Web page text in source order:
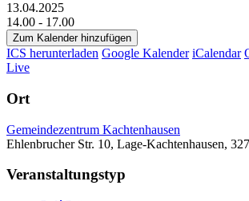
13.04.2025
14.00 - 17.00
Zum Kalender hinzufügen
ICS herunterladen Google Kalender iCalendar
Live
Ort
Gemeindezentrum Kachtenhausen
Ehlenbrucher Str. 10, Lage-Kachtenhausen,
Veranstaltungstyp